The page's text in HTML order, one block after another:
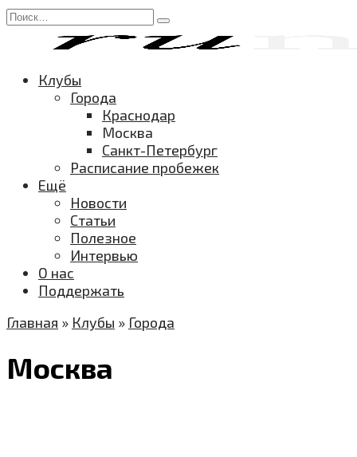
Перейти
содержанию
Search
Клубы
Города
Краснодар
Москва
Санкт-Петербург
Расписание пробежек
Ещё
Новости
Статьи
Полезное
Интервью
О нас
Поддержать
Главная » Клубы » Города
Москва